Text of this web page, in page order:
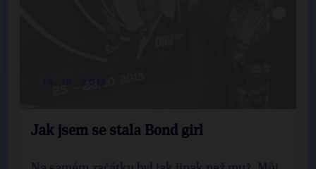
Jak jsem se stala Bond girl